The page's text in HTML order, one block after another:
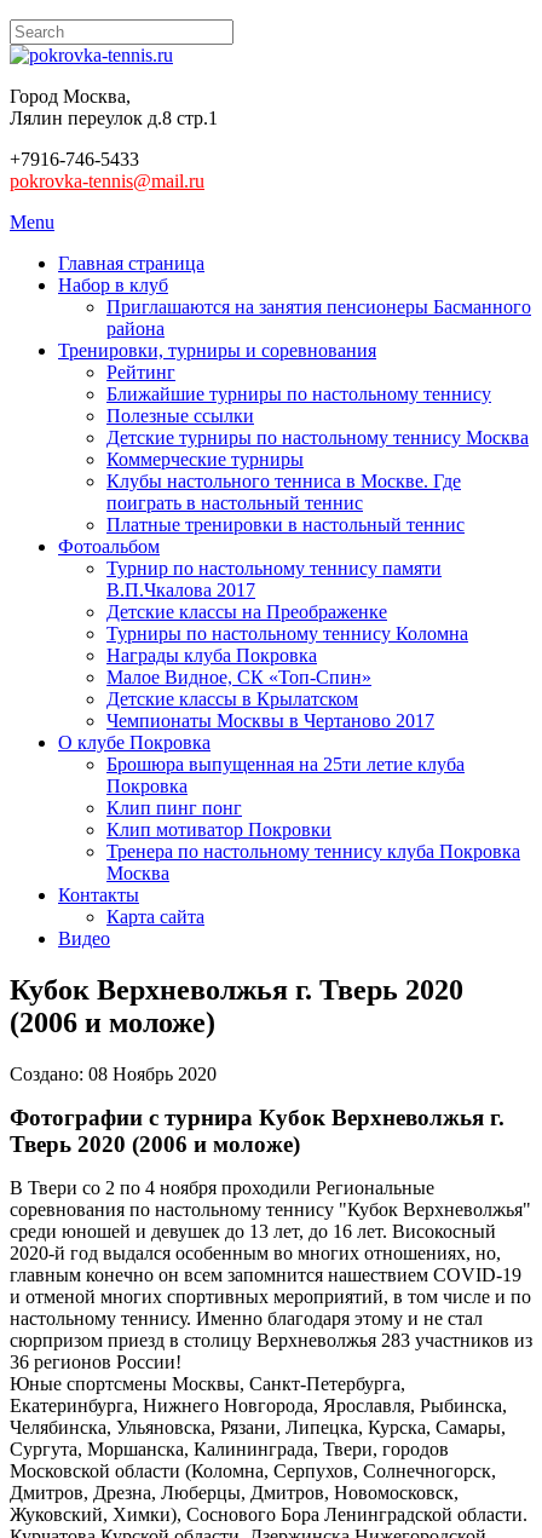
Город Москва,
Лялин переулок д.8 стр.1
+7916-746-5433
pokrovka-tennis@mail.ru
Menu
Главная страница
Набор в клуб
Приглашаются на занятия пенсионеры Басманного
района
Тренировки, турниры и соревнования
Рейтинг
Ближайшие турниры по настольному теннису
Полезные ссылки
Детские турниры по настольному теннису Москва
Коммерческие турниры
Клубы настольного тенниса в Москве. Где
поиграть в настольный теннис
Платные тренировки в настольный теннис
Фотоальбом
Турнир по настольному теннису памяти
В.П.Чкалова 2017
Детские классы на Преображенке
Турниры по настольному теннису Коломна
Награды клуба Покровка
Малое Видное, СК «Топ-Спин»
Детские классы в Крылатском
Чемпионаты Москвы в Чертаново 2017
О клубе Покровка
Брошюра выпущенная на 25ти летие клуба
Покровка
Клип пинг понг
Клип мотиватор Покровки
Тренера по настольному теннису клуба Покровка
Москва
Контакты
Карта сайта
Видео
Кубок Верхневолжья г. Тверь 2020
(2006 и моложе)
Создано: 08 Ноябрь 2020
Фотографии с турнира Кубок Верхневолжья г.
Тверь 2020 (2006 и моложе)
В Твери со 2 по 4 ноября проходили Региональные
соревнования по настольному теннису "Кубок Верхневолжья"
среди юношей и девушек до 13 лет, до 16 лет. Високосный
2020-й год выдался особенным во многих отношениях, но,
главным конечно он всем запомнится нашествием COVID-19
и отменой многих спортивных мероприятий, в том числе и по
настольному теннису. Именно благодаря этому и не стал
сюрпризом приезд в столицу Верхневолжья 283 участников из
36 регионов России!
Юные спортсмены Москвы, Санкт-Петербурга,
Екатеринбурга, Нижнего Новгорода, Ярославля, Рыбинска,
Челябинска, Ульяновска, Рязани, Липецка, Курска, Самары,
Сургута, Моршанска, Калининграда, Твери, городов
Московской области (Коломна, Серпухов, Солнечногорск,
Дмитров, Дрезна, Люберцы, Дмитров, Новомосковск,
Жуковский, Химки), Соснового Бора Ленинградской области.